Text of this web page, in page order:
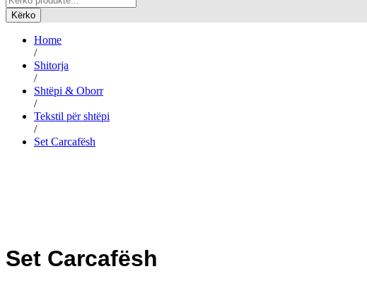
Kërko
Home
/
Shitorja
/
Shtëpi & Oborr
/
Tekstil për shtëpi
/
Set Carcafësh
Set Carcafësh